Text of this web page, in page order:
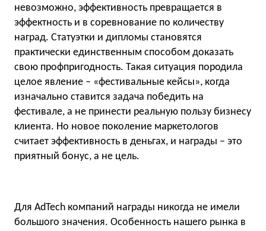
невозможно, эффективность превращается в
эффектность и в соревнование по количеству
наград. Статуэтки и дипломы становятся
практически единственным способом доказать
свою профпригодность. Такая ситуация породила
целое явление – «фестивальные кейсы», когда
изначально ставится задача победить на
фестивале, а не принести реальную пользу бизнесу
клиента. Но новое поколение маркетологов
считает эффективность в деньгах, и награды – это
приятный бонус, а не цель.
Для AdTech компаний награды никогда не имели
большого значения. Особенность нашего рынка в